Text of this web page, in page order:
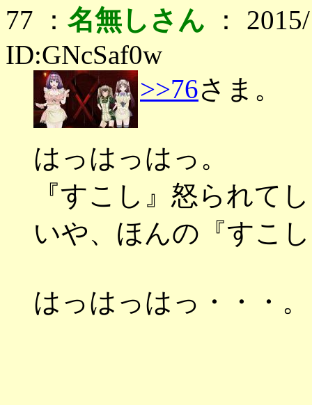
77 ： 名無しさん ：
ID:GNcSaf0w
>>76さま。
はっはっはっ。
『すこし』怒られて
いや、ほんの『すこ
はっはっはっ・・・。